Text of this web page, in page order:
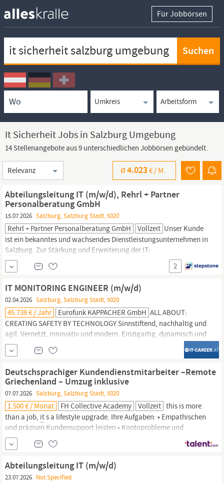
Für Jobbörsen
Ortssuche
Umkreissuche
Arbeitsform
It Sicherheit Jobs in Salzburg Umgebung
14 Stellenangebote aus 9 unterschiedlichen Jobbörsen gebündelt.
Sortierung
Ø4.023€ / M.
Abteilungsleitung IT (m/w/d), Rehrl + Partner
Personalberatung GmbH
15.07.2026 Salzburg, Salzburg Stadt, 5020
Rehrl + Partner Personalberatung GmbH Vollzeit Unser Kunde
ist ein bekanntes und wachsendes Dienstleistungsunternehmen in
Salzburg. Zur Stärkung und Erweiterung der IT-
Organisationsstruktur besetzen wir aktuell die Position
Abteilungsleitung
-Abteilung in den
Bereichen Infrastruktur & Applikationen Führung eines Teams...
2
IT MONITORING ENGINEER (m/w/d)
02.04.2026 Salzburg, Salzburg Stadt, 5020
45.738 € / Jahr Eurofunk KAPPACHER GmbH ALL ABOUT:
CREATING SAFETY BY TECHNOLOGY Sinnstiftend, nachhaltig und
agil. Vernetzt, innovativ und modern. Einzigartig, dynamisch und
international. Mit 360°-Kommunikations- und Leitstellenlösungen
schaffen wir
Sicherheit.
Einsatzorganisationen, Industriekunden
Kundenportfolio.
Deutschsprachiger Kundendienstmitarbeiter –Remote
Griechenland – Umzug inklusive
07.07.2026 Salzburg, Salzburg Stadt, 5020
1.500 € / Monat FH Collective Academy Vollzeit this is more
than a job, its a lifestyle upgrade. Ihre Aufgaben: • Empathischen
und präzisen Kundensupport leisten • Kontoprobleme und
Inhaltsberichte untersuchen • Community-
Produktverständnis fördern • Dateneinblicke nutzen, um die
Benutzererfahrung zu verbessern Das bringen Sie mit: • Fließende
Kenntnisse in Deutsch...
Abteilungsleitung IT (m/w/d)
23.07.2026 Not Specified